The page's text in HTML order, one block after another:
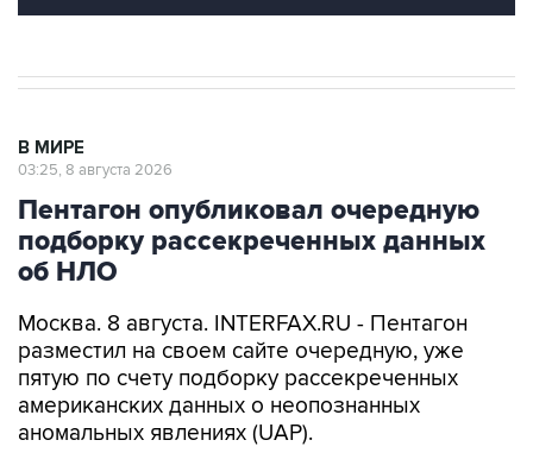
Пентагон опубликовал очередную
подборку рассекреченных данных
об НЛО
Москва. 8 августа. INTERFAX.RU - Пентагон
пятую по счету подборку рассекреченных
американских данных о неопознанных
аномальных явлениях (UAP).
"Министерство войны публикует пятую часть